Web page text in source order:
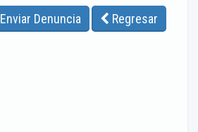
Enviar Denuncia Regresar